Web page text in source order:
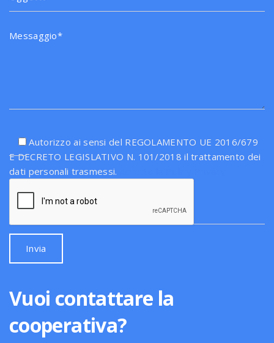
Autorizzo ai sensi del REGOLAMENTO UE 2016/679
E DECRETO LEGISLATIVO N. 101/2018 il trattamento dei
dati personali trasmessi.
Vuoi contattare la
cooperativa?